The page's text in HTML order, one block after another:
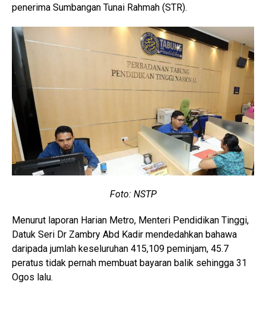
penerima Sumbangan Tunai Rahmah (STR).
Foto: NSTP
Menurut laporan Harian Metro, Menteri Pendidikan Tinggi,
Datuk Seri Dr Zambry Abd Kadir mendedahkan bahawa
daripada jumlah keseluruhan 415,109 peminjam, 45.7
peratus tidak pernah membuat bayaran balik sehingga 31
Ogos lalu.